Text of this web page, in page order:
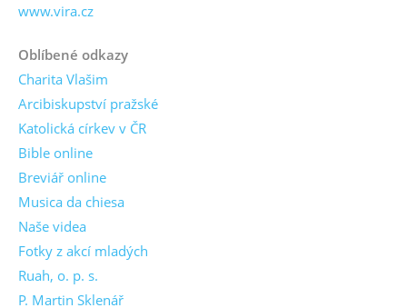
www.vira.cz
Oblíbené odkazy
Charita Vlašim
Arcibiskupství pražské
Katolická církev v ČR
Bible online
Breviář online
Musica da chiesa
Naše videa
Fotky z akcí mladých
Ruah, o. p. s.
P. Martin Sklenář